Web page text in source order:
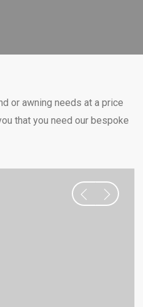
or awning needs at a price
that you need our bespoke